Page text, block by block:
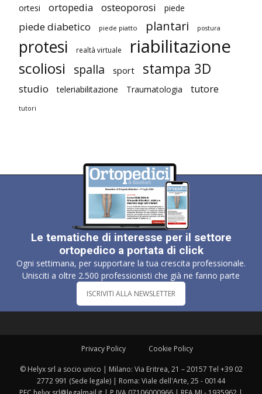
ortesi
ortopedia osteoporosi piede
piede diabetico piede piatto plantari postura
protesi realtà virtuale riabilitazione
scoliosi spalla sport stampa 3D
studio teleriabilitazione Traumatologia tutore
tutori
Le tematiche di interesse per il settore
ortopedico a portata di click
Ogni settimana, per supportare la tua crescita professionale.
Unisciti a oltre 2.500 professionisti che già ne fanno parte
ISCRIVITI ALLA NEWSLETTER
Privacy Policy Cookie Policy
© Helyx srl a socio unico | Milano: Via Eritrea, 21 – 20157 Tel +39 02
2772 991 (Sede legale) | Roma: Viale dell'Arte, 25 - 00144